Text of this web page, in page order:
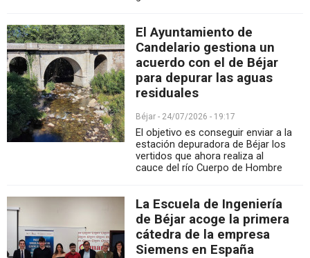
El Ayuntamiento de
Candelario gestiona un
acuerdo con el de Béjar
para depurar las aguas
residuales
Béjar - 24/07/2026 - 19:17
El objetivo es conseguir enviar a la
estación depuradora de Béjar los
vertidos que ahora realiza al
cauce del río Cuerpo de Hombre
La Escuela de Ingeniería
de Béjar acoge la primera
cátedra de la empresa
Siemens en España